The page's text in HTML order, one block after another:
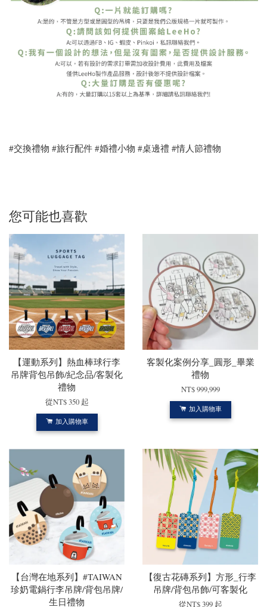
#交換禮物 #旅行配件 #婚禮小物 #桌邊禮 #情人節禮物
您可能也喜歡
【運動系列】熱血棒球行李
吊牌背包吊飾/紀念品/客製化
禮物
從NT$ 350 起
加入購物車
客製化案例分享_圓形_畢業
禮物
NT$ 999,999
加入購物車
【台灣在地系列】#TAIWAN
珍奶電鍋行李吊牌/背包吊牌/
生日禮物
【復古花磚系列】方形_行李
吊牌/背包吊飾/可客製化
從NT$ 399 起